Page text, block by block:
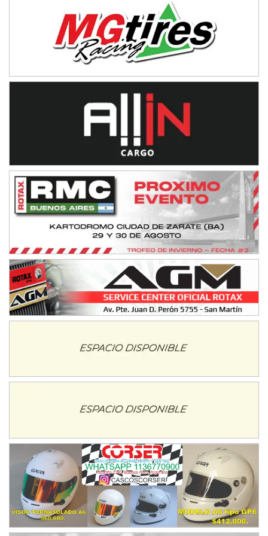
SUR SANTAFESINO - F4
José Samuel Sánchez (Tierra)
Rufino (Santa Fe)
TUCUMANO - F5
Juan Navarro (Asfalto)
COBERTURA ESPECIAL DE E-KART.COM.AR
Baradero (Buenos Aires)
KDO - F6
Ciudad de Trenque Lauquen (Asfalto)
Trenque Lauquen (Buenos Aires)
ENTRERRIANO - F6 (POSTERGADA)
Parque de la Velocidad (Asfalto)
Villaguay (Entre Ríos)
VICTORIENSE - F7
El Cerro (Tierra)
Victoria (Entre Ríos)
Gral. E. Godoy (Río Negro)
Juventud Unida (Tierra)
NORESTE SANTAFESINO - F6
Avellaneda (Santa Fe)
SUR SANTAFESINO - F4
José Samuel Sánchez (Tierra)
Rufino (Santa Fe)
TUCUMANO - F5
Juan Navarro (Asfalto)
El Timbó (Tucumán)